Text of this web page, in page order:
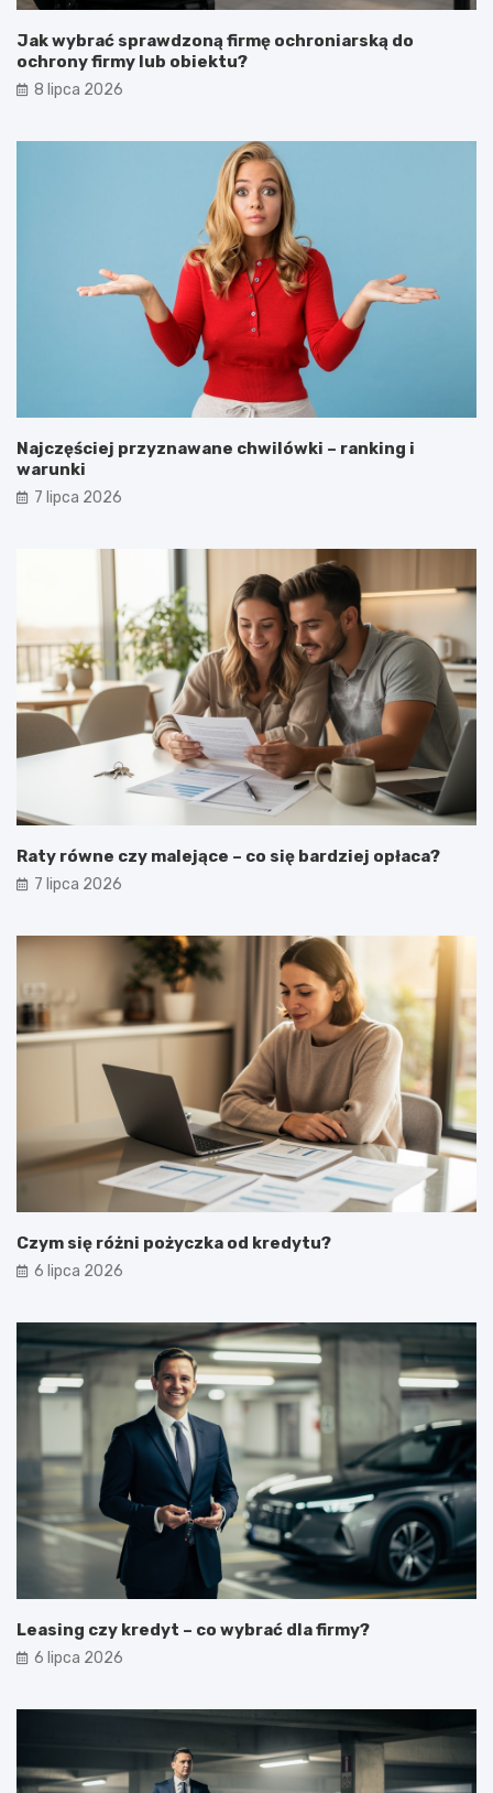
Jak wybrać sprawdzoną firmę ochroniarską do
ochrony firmy lub obiektu?
8 lipca 2026
Najczęściej przyznawane chwilówki – ranking i
warunki
7 lipca 2026
Raty równe czy malejące – co się bardziej opłaca?
7 lipca 2026
Czym się różni pożyczka od kredytu?
6 lipca 2026
Leasing czy kredyt – co wybrać dla firmy?
6 lipca 2026